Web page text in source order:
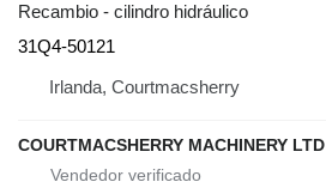
Recambio - cilindro hidráulico
31Q4-50121
Irlanda, Courtmacsherry
COURTMACSHERRY MACHINERY LTD